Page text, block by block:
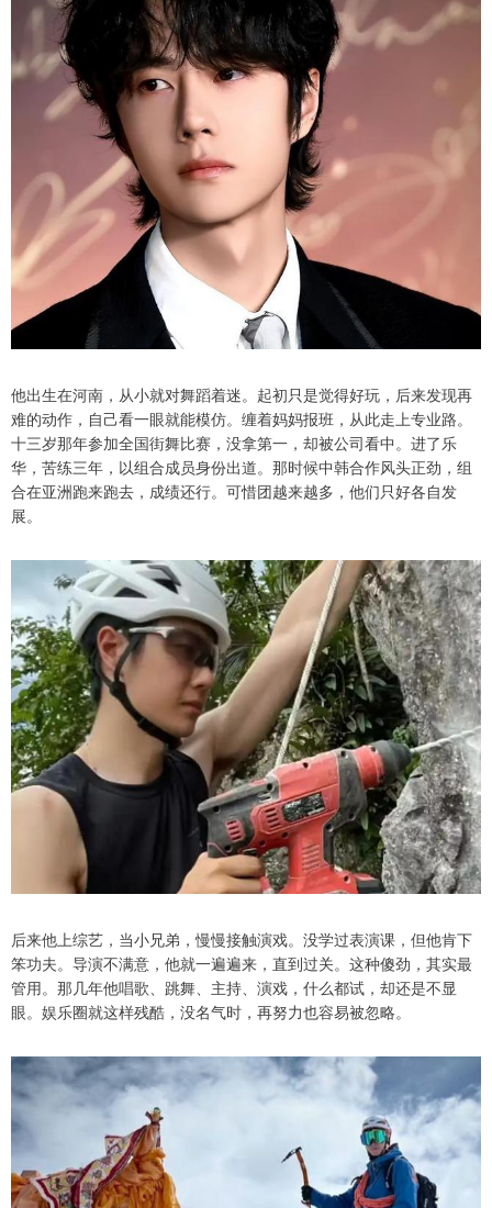
他出生在河南，从小就对舞蹈着迷。起初只是觉得好玩，后来发现再
难的动作，自己看一眼就能模仿。缠着妈妈报班，从此走上专业路。
十三岁那年参加全国街舞比赛，没拿第一，却被公司看中。进了乐
华，苦练三年，以组合成员身份出道。那时候中韩合作风头正劲，组
合在亚洲跑来跑去，成绩还行。可惜团越来越多，他们只好各自发
展。
后来他上综艺，当小兄弟，慢慢接触演戏。没学过表演课，但他肯下
笨功夫。导演不满意，他就一遍遍来，直到过关。这种傻劲，其实最
管用。那几年他唱歌、跳舞、主持、演戏，什么都试，却还是不显
眼。娱乐圈就这样残酷，没名气时，再努力也容易被忽略。